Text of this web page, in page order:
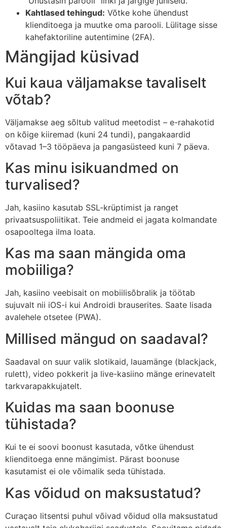
Kahtlased tehingud: Võtke kohe ühendust
klienditoega ja muutke oma parooli. Lülitage sisse
kahefaktoriline autentimine (2FA).
Mängijad küsivad
Kui kaua väljamakse tavaliselt
võtab?
Väljamakse aeg sõltub valitud meetodist – e-rahakotid
on kõige kiiremad (kuni 24 tundi), pangakaardid
võtavad 1–3 tööpäeva ja pangasüsteed kuni 7 päeva.
Kas minu isikuandmed on
turvalised?
Jah, kasiino kasutab SSL-krüptimist ja ranget
privaatsuspoliitikat. Teie andmeid ei jagata kolmandate
osapooltega ilma loata.
Kas ma saan mängida oma
mobiiliga?
Jah, kasiino veebisait on mobiilisõbralik ja töötab
sujuvalt nii iOS-i kui Androidi brauserites. Saate lisada
avalehele otsetee (PWA).
Millised mängud on saadaval?
Saadaval on suur valik slotikaid, lauamänge (blackjack,
rulett), video pokkerit ja live-kasiino mänge erinevatelt
tarkvarapakkujatelt.
Kuidas ma saan boonuse
tühistada?
Kui te ei soovi boonust kasutada, võtke ühendust
klienditoega enne mängimist. Pärast boonuse
kasutamist ei ole võimalik seda tühistada.
Kas võidud on maksustatud?
Curaçao litsentsi puhul võivad võidud olla maksustatud